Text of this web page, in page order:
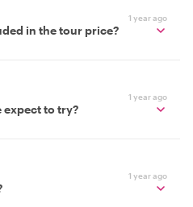
1 year ago
in the tour price?
1 year ago
expect to try?
1 year ago